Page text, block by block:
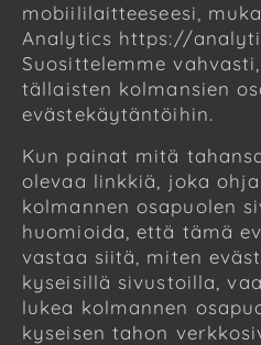
mobiililaitteeseesi,
Analytics https://
Suosittelemme
tällaisten kolmansien
evästekäytäntöihin.
Kun painat mitä
olevaa linkkiä, joka
kolmannen osapuolen
huomioida, että tämä
vastaa siitä, miten
kyseisillä sivustoilla,
lukea kolmannen
kyseisen tahon